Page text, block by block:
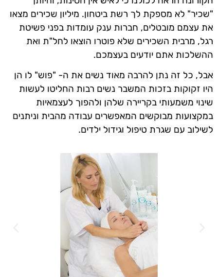
"שכיר" לא מספקת לך רשת ביטחון. מיליון שכירים מצאו
את עצמם מובטלים, חברות ענק עומדות בפני פשיטת
רגל, מרבית השכירים שלא פוטרו הוצאו לחל"ת ואת
ההשלכות אתם יודעים בעצמכם.
אבל, כל זה נתן להרבה מאוד נשים את ה- "פוש" לו הן
היו זקוקות בזכות המשבר נשים רבות החליטו לעשות
שינוי משמעותי בקריירה שלהן ולהפוך לעצמאיות
במקצועות מבוקשים המאפשרים עבודה מהבית וניתנים
לשילוב עם שגרת טיפול וגידול ילדים.